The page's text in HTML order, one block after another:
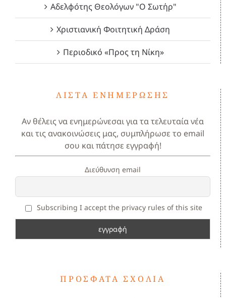
Αδελφότης Θεολόγων "Ο Σωτήρ"
Χριστιανική Φοιτητική Δράση
Περιοδικό «Προς τη Νίκη»
ΛΊΣΤΑ ΕΝΗΜΈΡΩΣΗΣ
Αν θέλεις να ενημερώνεσαι για τα τελευταία νέα
και τις ανακοινώσεις μας, συμπλήρωσε το email
σου και πάτησε εγγραφή!
Διεύθυνση email
Subscribing I accept the privacy rules of this site
ΠΡΌΣΦΑΤΑ ΣΧΌΛΙΑ